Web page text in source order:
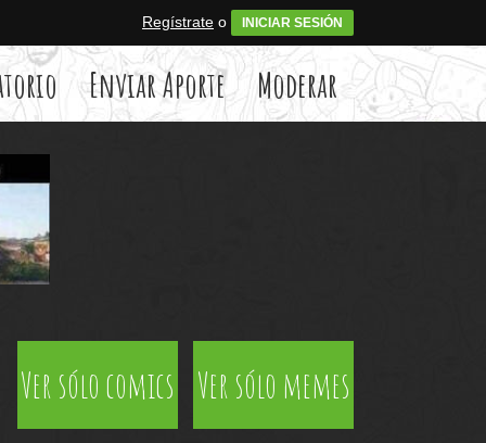
Regístrate o INICIAR SESIÓN
Enviar Aporte Moderar
Ver sólo comics Ver sólo memes